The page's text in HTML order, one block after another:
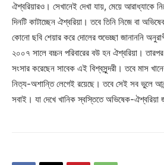
ঐশ্বরিয়ারও। সেখানেই দেখা যায়, মেয়ে আরাধ্যাকে
দিনটি কাটাচ্ছেন ঐশ্বরিয়া। তবে তিনি নিজে বা
কোনো ছবি শেয়ার করে দোলের শুভেচ্ছা জানাননি
২০০৭ সালে বচ্চন পরিবারের বউ হন ঐশ্বরিয়া।
সংসার করেছেন সাবেক এই বিশ্বসুন্দরী। তবে মাস
নিত্য-অশান্তি লেগেই রয়েছে। তবে সেই সব ভুলে
সবাই। যা দেখে খানিক স্বস্তিতে অভিষেক-ঐশ্বরিয়া